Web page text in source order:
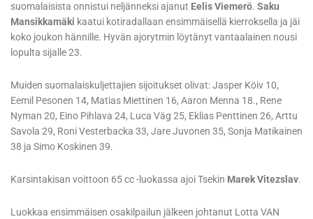
suomalaisista onnistui neljänneksi ajanut Eelis Viemerö. Saku
Mansikkamäki kaatui kotiradallaan ensimmäisellä kierroksella ja jäi
koko joukon hännille. Hyvän ajorytmin löytänyt vantaalainen nousi
lopulta sijalle 23.
Muiden suomalaiskuljettajien sijoitukset olivat: Jasper Köiv 10,
Eemil Pesonen 14, Matias Miettinen 16, Aaron Menna 18., Rene
Nyman 20, Eino Pihlava 24, Luca Väg 25, Eklias Penttinen 26, Arttu
Savola 29, Roni Vesterbacka 33, Jare Juvonen 35, Sonja Matikainen
38 ja Simo Koskinen 39.
Karsintakisan voittoon 65 cc -luokassa ajoi Tsekin Marek Vitezslav.
Luokkaa ensimmäisen osakilpailun jälkeen johtanut Lotta VAN